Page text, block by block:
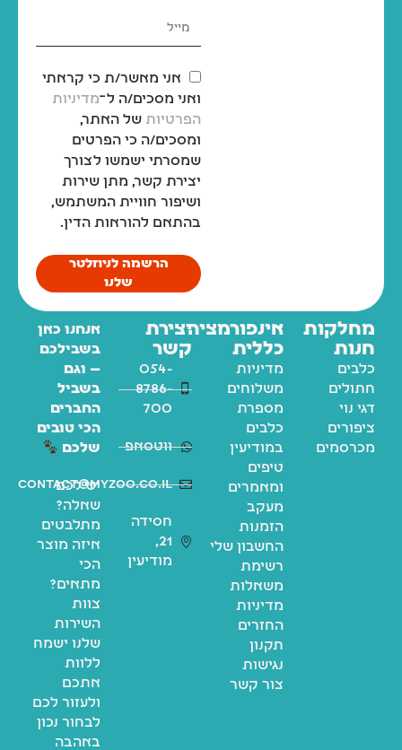
אני מאשר/ת כי קראתי
ואני מסכים/ה ל־מדיניות
הפרטיות של האתר,
ומסכים/ה כי הפרטים
שמסרתי ישמשו לצורך
יצירת קשר, מתן שירות
ושיפור חוויית המשתמש,
בהתאם להוראות הדין.
הרשמה לניוזלטר
שלנו
מחלקות
חנות
כלבים
חתולים
דגי נוי
ציפורים
מכרסמים
אינפורמציה
כללית
מדיניות
משלוחים
מספרת
כלבים
במודיעין
טיפים
ומאמרים
מעקב
הזמנות
החשבון שלי
רשימת
משאלות
מדיניות
החזרים
תקנון
נגישות
צור קשר
יצירת
קשר
054-
8786-
700
ווטסאפ
contact@myzoo.co.il
חסידה
21,
מודיעין
אנחנו כאן
בשבילכם
— וגם
בשביל
החברים
הכי טובים
שלכם
יש לכם
שאלה?
מתלבטים
איזה מוצר
הכי
מתאים?
צוות
השירות
שלנו ישמח
ללוות
אתכם
ולעזור לכם
לבחור נכון
באהבה